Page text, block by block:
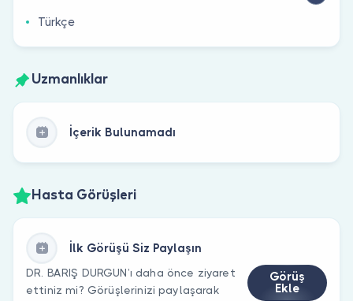
Türkçe
Uzmanlıklar
İçerik Bulunamadı
Hasta Görüşleri
İlk Görüşü Siz Paylaşın
DR. BARIŞ DURGUN’ı daha önce ziyaret
ettiniz mi? Görüşlerinizi paylaşarak
Görüş
Ekle